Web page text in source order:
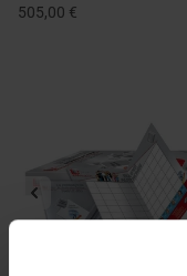
505,00 €